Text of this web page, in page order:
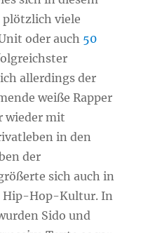
plötzlich viele
oder auch 50
allerdings der
weiße Rapper
wieder mit
in den
der
sich auch in
Hip-Hop-Kultur. In
Sido und